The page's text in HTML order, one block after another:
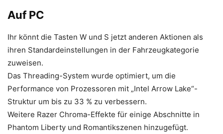
Auf PC
Ihr könnt die Tasten W und S jetzt anderen Aktionen als
ihren Standardeinstellungen in der Fahrzeugkategorie
zuweisen.
Das Threading-System wurde optimiert, um die
Performance von Prozessoren mit „Intel Arrow Lake“-
Struktur um bis zu 33 % zu verbessern.
Weitere Razer Chroma-Effekte für einige Abschnitte in
Phantom Liberty und Romantikszenen hinzugefügt.